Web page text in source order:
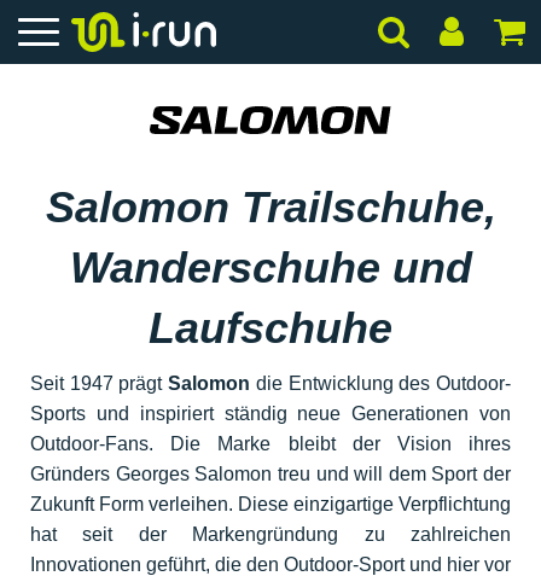
Salomon Trailschuhe,
Wanderschuhe und
Laufschuhe
Seit 1947 prägtSalomon die Entwicklung des Outdoor-
Sports und inspiriert ständig neue Generationen von
Outdoor-Fans. Die Marke bleibt der Vision ihres
Gründers Georges Salomon treu und will dem Sport der
Zukunft Form verleihen. Diese einzigartige Verpflichtung
hat seit der Markengründung zu zahlreichen
Innovationen geführt, die den Outdoor-Sport und hier vor